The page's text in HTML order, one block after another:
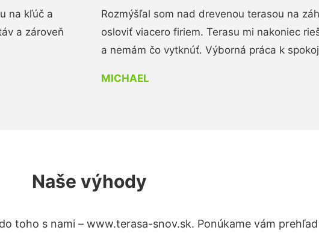
na kľúč a
a zároveň
Rozmýšľal som nad drevenou terasou na
osloviť viacero firiem. Terasu mi nakoniec
a nemám čo vytknúť. Výborná práca k
MICHAEL
Naše výhody
toho s nami – www.terasa-snov.sk. Ponúkame vám